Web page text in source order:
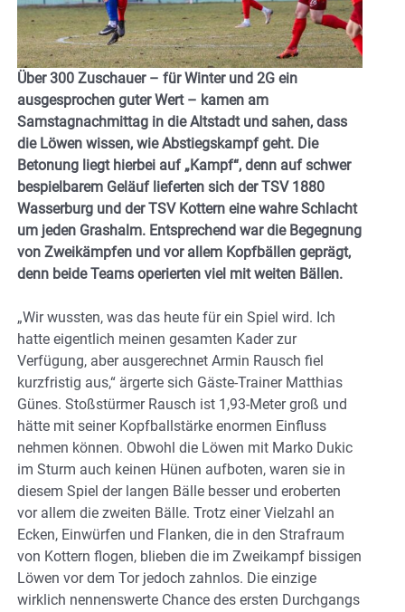
Über 300 Zuschauer – für Winter und 2G ein
ausgesprochen guter Wert – kamen am
Samstagnachmittag in die Altstadt und sahen, dass
die Löwen wissen, wie Abstiegskampf geht. Die
Betonung liegt hierbei auf „Kampf“, denn auf schwer
bespielbarem Geläuf lieferten sich der TSV 1880
Wasserburg und der TSV Kottern eine wahre Schlacht
um jeden Grashalm. Entsprechend war die Begegnung
von Zweikämpfen und vor allem Kopfbällen geprägt,
denn beide Teams operierten viel mit weiten Bällen.
„Wir wussten, was das heute für ein Spiel wird. Ich
hatte eigentlich meinen gesamten Kader zur
Verfügung, aber ausgerechnet Armin Rausch fiel
kurzfristig aus,“ ärgerte sich Gäste-Trainer Matthias
Günes. Stoßstürmer Rausch ist 1,93-Meter groß und
hätte mit seiner Kopfballstärke enormen Einfluss
nehmen können. Obwohl die Löwen mit Marko Dukic
im Sturm auch keinen Hünen aufboten, waren sie in
diesem Spiel der langen Bälle besser und eroberten
vor allem die zweiten Bälle. Trotz einer Vielzahl an
Ecken, Einwürfen und Flanken, die in den Strafraum
von Kottern flogen, blieben die im Zweikampf bissigen
Löwen vor dem Tor jedoch zahnlos. Die einzige
wirklich nennenswerte Chance des ersten Durchgangs